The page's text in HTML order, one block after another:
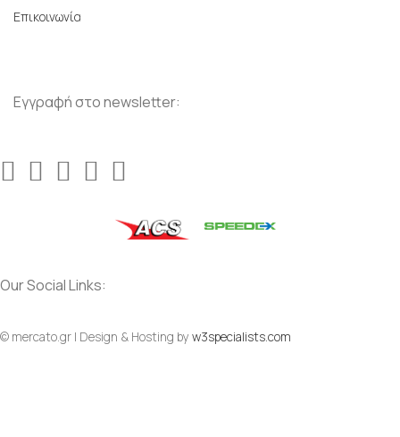
Επικοινωνία
Εγγραφή στο newsletter:
Our Social Links:
© mercato.gr | Design & Hosting by w3specialists.com